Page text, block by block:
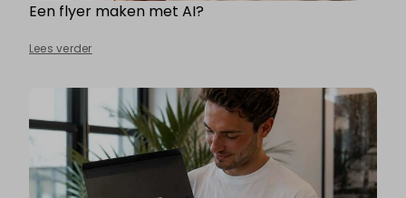
Een flyer maken met AI?
Lees verder